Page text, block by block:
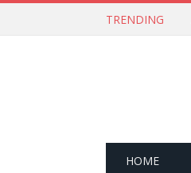
TRENDING
HOME